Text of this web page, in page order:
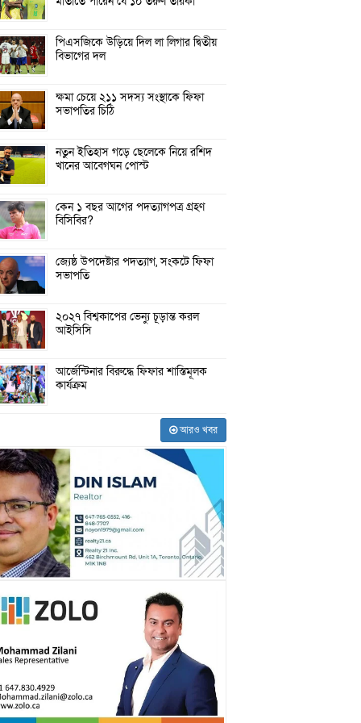
পিএসজিকে উড়িয়ে দিল লা লিগার দ্বিতীয়
বিভাগের দল
ক্ষমা চেয়ে ২১১ সদস্য সংস্থাকে ফিফা
সভাপতির চিঠি
নতুন ইতিহাস গড়ে ছেলেকে নিয়ে রশিদ
খানের আবেগঘন পোস্ট
কেন ১ বছর আগের পদত্যাগপত্র গ্রহণ
বিসিবির?
জ্যেষ্ঠ উপদেষ্টার পদত্যাগ, সংকটে ফিফা
সভাপতি
২০২৭ বিশ্বকাপের ভেন্যু চূড়ান্ত করল
আইসিসি
আর্জেন্টিনার বিরুদ্ধে ফিফার শাস্তিমূলক
কার্যক্রম
আরও খবর